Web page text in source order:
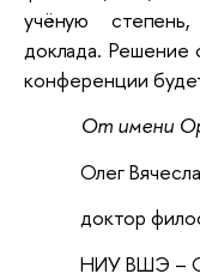
учёную
доклада. Решение
конференции
От имени
Олег
доктор
НИУ ВШЭ –